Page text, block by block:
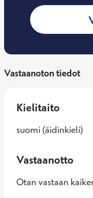
Vastaanoton tiedot
Kielitaito
suomi (äidinkieli)
Vastaanotto
Otan vastaan